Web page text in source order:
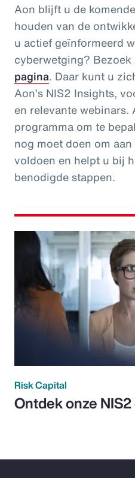
Aon blijft u de
houden van de
u actief geïnformeerd
cyberwetging? Bezoek
pagina. Daar kunt u
Aon’s NIS2 Insights,
en relevante webinars.
programma om te
nog moet doen om
voldoen en helpt u bij
benodigde stappen.
Risk Capital
Ontdek onze